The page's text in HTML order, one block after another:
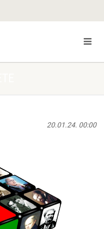
20.01.24. 00:00